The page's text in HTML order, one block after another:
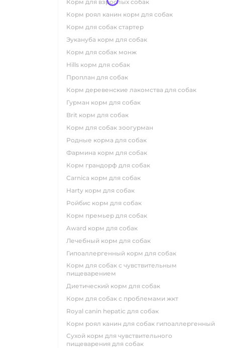
корм для взрослых собак
корм роял канин корм для собак
корм для собак стартер
эукануба корм для собак
корм для собак монж
hills корм для собак
проплан для собак
корм деревенские лакомства для собак
гурман корм для собак
brit корм для собак
корм для собак зоогурман
родные корма для собак
фармина корм для собак
корм грандорф для собак
carnica корм для собак
harty корм для собак
ройбис корм для собак
корм премьер для собак
award корм для собак
лечебный корм для собак
гипоаллергенный корм для собак
корм для собак с чувствительным
пищеварением
диетический корм для собак
корм для собак с проблемами жкт
royal canin hepatic для собак
корм роял канин для собак гипоаллергенный
сухой корм для чувствительного
пищеварения для собак